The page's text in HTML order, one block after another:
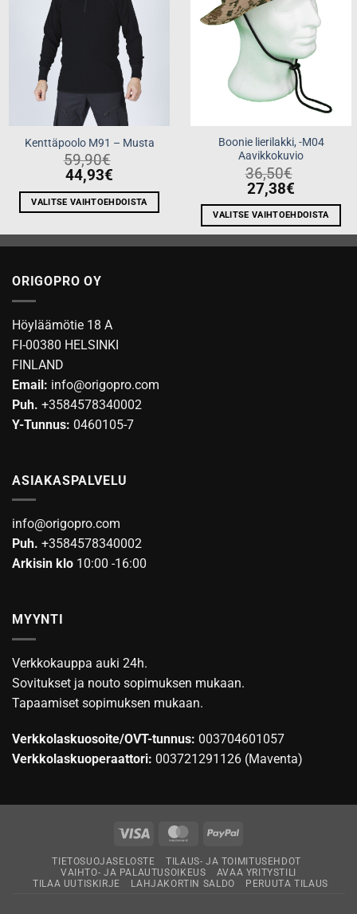
Kenttäpoolo M91 – Musta
59,90€
44,93€
VALITSE VAIHTOEHDOISTA
tuotteella
muunnelma.
tehdä
valinnat
Boonie lierilakki, -M04
Aavikkokuvio
36,50€
27,38€
VALITSE VAIHTOEHDOISTA
Tällä
tuotteella
ORIGOPRO OY
Höyläämötie 18 A
FI-00380 HELSINKI
FINLAND
Email: info@origopro.com
Puh. +3584578340002
Y-Tunnus: 0460105-7
ASIAKASPALVELU
info@origopro.com
Puh. +3584578340002
Arkisin klo 10:00 -16:00
MYYNTI
Verkkokauppa auki 24h.
Sovitukset ja nouto sopimuksen mukaan.
Tapaamiset sopimuksen mukaan.
Verkkolaskuosoite/OVT-tunnus: 003704601057
Verkkolaskuoperaattori: 003721291126 (Maventa)
Visa MasterCardPayPal
TIETOSUOJASELOSTE
TILAUS- JA TOIMITUSEHDOT
VAIHTO- JA PALAUTUSOIKEUS
AVAA YRITYSTILI
TILAA UUTISKIRJE
LAHJAKORTIN SALDO PERUUTA TILAUS